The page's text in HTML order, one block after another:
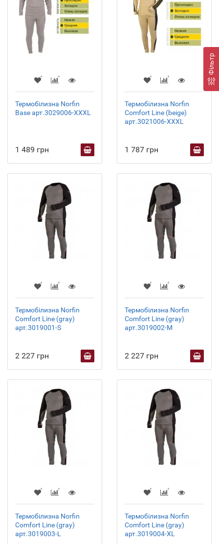
Фільтр
Термобілизна Norfin
Base арт.3029006-XXXL
1 489 грн
Термобілизна Norfin
Comfort Line (beige)
арт.3021006-XXXL
1 787 грн
Термобілизна Norfin
Comfort Line (gray)
арт.3019001-S
2 227 грн
Термобілизна Norfin
Comfort Line (gray)
арт.3019002-M
2 227 грн
Термобілизна Norfin
Comfort Line (gray)
арт.3019003-L
Термобілизна Norfin
Comfort Line (gray)
арт.3019004-XL